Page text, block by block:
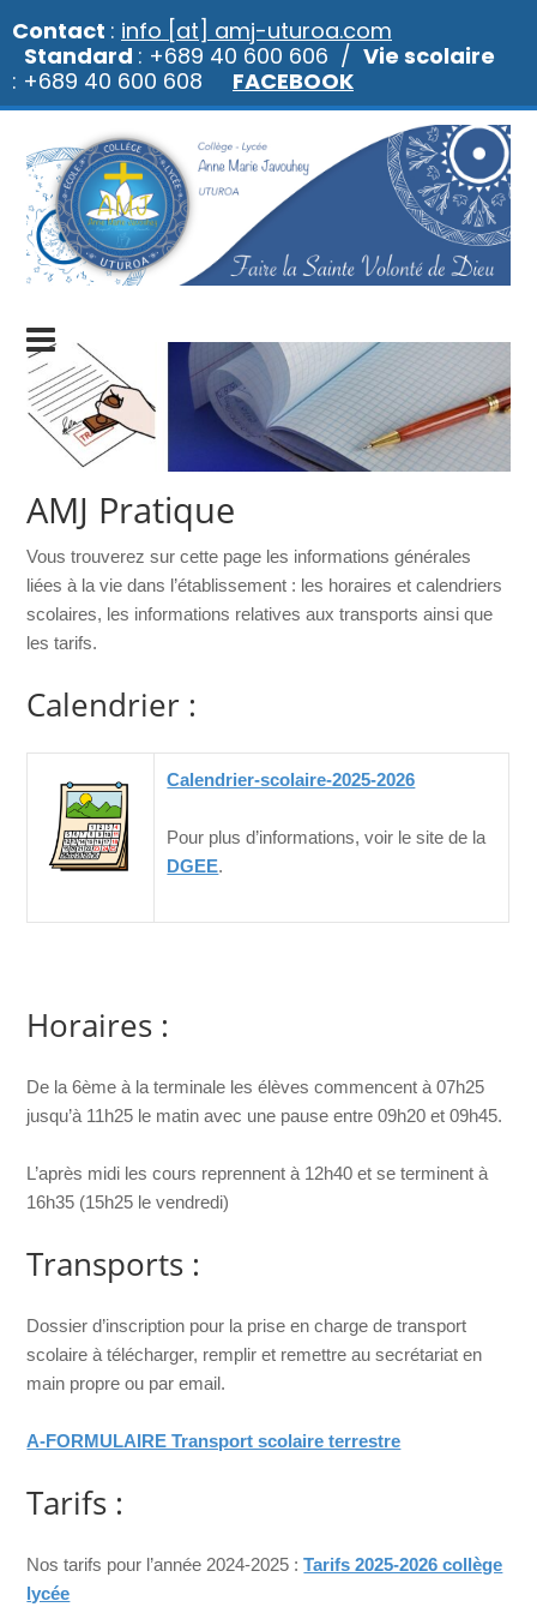
AMJ Pratique
Vous trouverez sur cette page les informations générales
liées à la vie dans l’établissement : les horaires et calendriers
scolaires, les informations relatives aux transports ainsi que
les tarifs.
Calendrier :
Calendrier-scolaire-2025-2026
Pour plus d’informations, voir le site de la
DGEE.
Horaires :
De la 6ème à la terminale les élèves commencent à 07h25
jusqu’à 11h25 le matin avec une pause entre 09h20 et 09h45.
L’après midi les cours reprennent à 12h40 et se terminent à
16h35 (15h25 le vendredi)
Transports :
Dossier d’inscription pour la prise en charge de transport
scolaire à télécharger, remplir et remettre au secrétariat en
main propre ou par email.
A-FORMULAIRE Transport scolaire terrestre
Tarifs :
Nos tarifs pour l’année 2024-2025 :Tarifs 2025-2026 collège
lycée
Contact : info [at] amj-uturoa.com
Standard : +689 40 600 606 / Vie scolaire
: +689 40 600 608 FACEBOOK